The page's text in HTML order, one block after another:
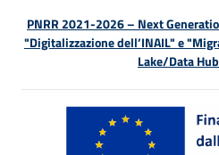
PNRR 2021-2026 – Next
"Digitalizzazione dell’INAIL" e
Lake/Data